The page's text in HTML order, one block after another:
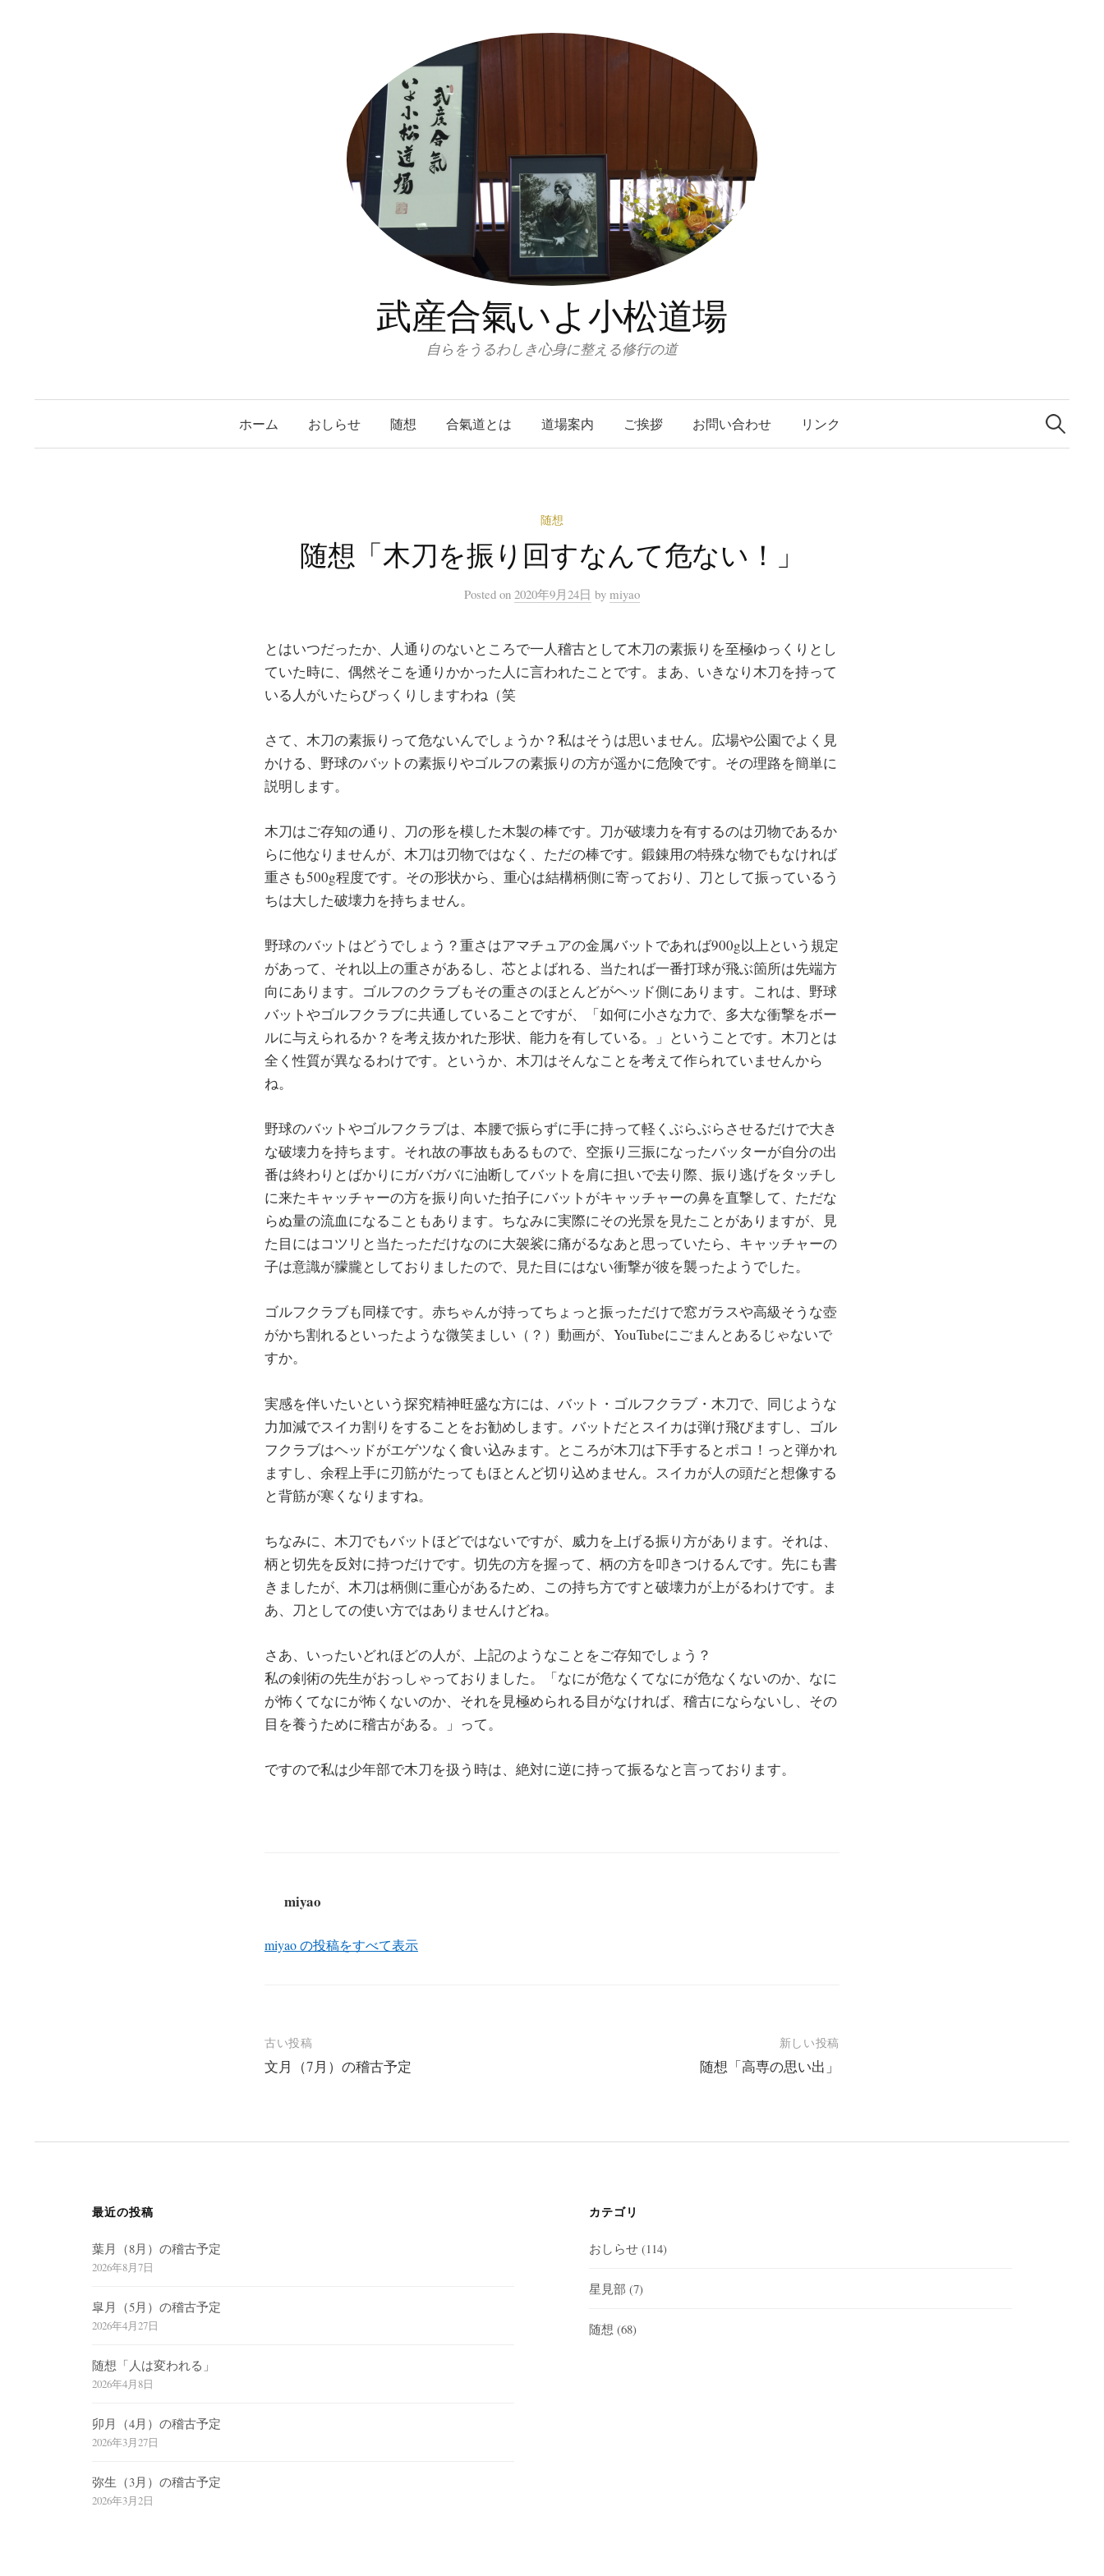
武産合氣いよ小松道場
自らをうるわしき心身に整える修行の道
ホーム おしらせ 随想 合氣道とは 道場案内 ご挨拶 お問い合わせ リンク
検
索:
随想
随想「木刀を振り回すなんて危ない！」
Posted on 2020年9月24日 by miyao
とはいつだったか、人通りのないところで一人稽古として木刀の素振りを至極ゆっくりとし
ていた時に、偶然そこを通りかかった人に言われたことです。まあ、いきなり木刀を持って
いる人がいたらびっくりしますわね（笑
さて、木刀の素振りって危ないんでしょうか？私はそうは思いません。広場や公園でよく見
かける、野球のバットの素振りやゴルフの素振りの方が遥かに危険です。その理路を簡単に
説明します。
木刀はご存知の通り、刀の形を模した木製の棒です。刀が破壊力を有するのは刃物であるか
らに他なりませんが、木刀は刃物ではなく、ただの棒です。鍛錬用の特殊な物でもなければ
重さも500g程度です。その形状から、重心は結構柄側に寄っており、刀として振っているう
ちは大した破壊力を持ちません。
野球のバットはどうでしょう？重さはアマチュアの金属バットであれば900g以上という規定
があって、それ以上の重さがあるし、芯とよばれる、当たれば一番打球が飛ぶ箇所は先端方
向にあります。ゴルフのクラブもその重さのほとんどがヘッド側にあります。これは、野球
バットやゴルフクラブに共通していることですが、「如何に小さな力で、多大な衝撃をボー
ルに与えられるか？を考え抜かれた形状、能力を有している。」ということです。木刀とは
全く性質が異なるわけです。というか、木刀はそんなことを考えて作られていませんから
ね。
野球のバットやゴルフクラブは、本腰で振らずに手に持って軽くぶらぶらさせるだけで大き
な破壊力を持ちます。それ故の事故もあるもので、空振り三振になったバッターが自分の出
番は終わりとばかりにガバガバに油断してバットを肩に担いで去り際、振り逃げをタッチし
に来たキャッチャーの方を振り向いた拍子にバットがキャッチャーの鼻を直撃して、ただな
らぬ量の流血になることもあります。ちなみに実際にその光景を見たことがありますが、見
た目にはコツリと当たっただけなのに大袈裟に痛がるなあと思っていたら、キャッチャーの
子は意識が朦朧としておりましたので、見た目にはない衝撃が彼を襲ったようでした。
ゴルフクラブも同様です。赤ちゃんが持ってちょっと振っただけで窓ガラスや高級そうな壺
がかち割れるといったような微笑ましい（？）動画が、YouTubeにごまんとあるじゃないで
すか。
実感を伴いたいという探究精神旺盛な方には、バット・ゴルフクラブ・木刀で、同じような
力加減でスイカ割りをすることをお勧めします。バットだとスイカは弾け飛びますし、ゴル
フクラブはヘッドがエゲツなく食い込みます。ところが木刀は下手するとポコ！っと弾かれ
ますし、余程上手に刃筋がたってもほとんど切り込めません。スイカが人の頭だと想像する
と背筋が寒くなりますね。
ちなみに、木刀でもバットほどではないですが、威力を上げる振り方があります。それは、
柄と切先を反対に持つだけです。切先の方を握って、柄の方を叩きつけるんです。先にも書
きましたが、木刀は柄側に重心があるため、この持ち方ですと破壊力が上がるわけです。ま
あ、刀としての使い方ではありませんけどね。
さあ、いったいどれほどの人が、上記のようなことをご存知でしょう？
私の剣術の先生がおっしゃっておりました。「なにが危なくてなにが危なくないのか、なに
が怖くてなにが怖くないのか、それを見極められる目がなければ、稽古にならないし、その
目を養うために稽古がある。」って。
ですので私は少年部で木刀を扱う時は、絶対に逆に持って振るなと言っております。
miyao
miyao の投稿をすべて表示
投
稿
古い投稿
文月（7月）の稽古予定
新しい投稿
随想「高専の思い出」
最近の投稿
葉月（8月）の稽古予定
2026年8月7日
皐月（5月）の稽古予定
2026年4月27日
随想「人は変われる」
2026年4月8日
卯月（4月）の稽古予定
2026年3月27日
弥生（3月）の稽古予定
2026年3月2日
カテゴリ
おしらせ (114)
星見部 (7)
随想 (68)